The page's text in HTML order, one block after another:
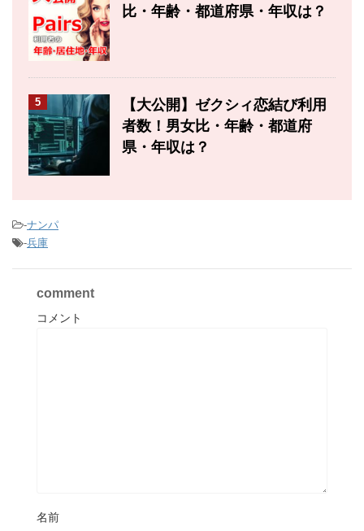
比・年齢・都道府県・年収は？
5
【大公開】ゼクシィ恋結び利用
者数！男女比・年齢・都道府
県・年収は？
-ナンパ
-兵庫
comment
コメント
名前